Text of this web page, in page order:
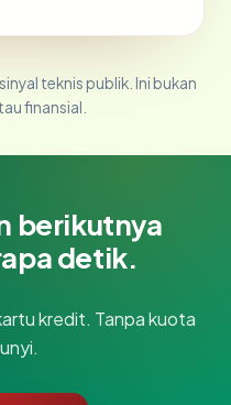
teknis publik. Ini bukan
finansial.
berikutnya
detik.
kredit. Tanpa kuota